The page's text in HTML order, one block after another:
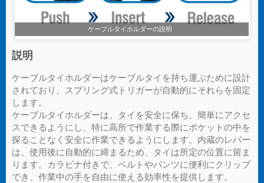
ケーブルタイホルダーのOEM/ODMサービス
説明
ケーブルタイホルダーはケーブルタイを持ち運ぶために設計
されており、スプリング式トリガーが自動的にそれらを固定
します。
ケーブルタイホルダーは、タイを安全に保ち、簡単にアクセ
スできるようにし、特に高所で作業する際にポケットの中を
探ることなく安全に作業できるようにします。内蔵のレバー
は、使用後に自動的に締まるため、タイは所定の位置に留ま
ります。カラビナ付きで、ベルトやパンツに便利にクリップ
でき、作業中の手を自由に使える効率性を提供します。